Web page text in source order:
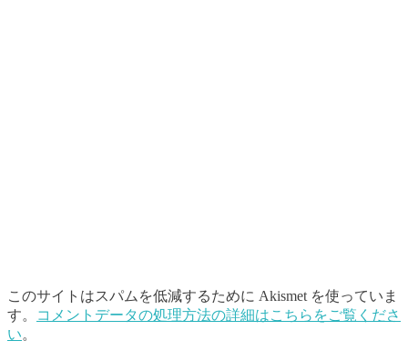
このサイトはスパムを低減するために Akismet を使っていま
す。
コメントデータの処理方法の詳細はこちらをご覧くださ
い。